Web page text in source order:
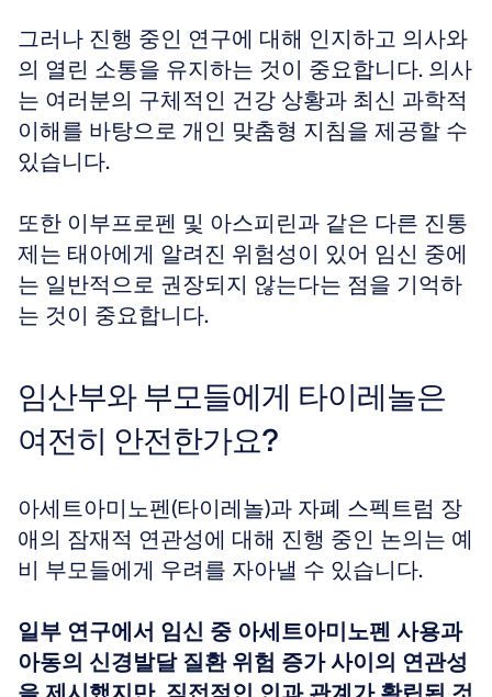
그러나 진행 중인 연구에 대해 인지하고 의사와
의 열린 소통을 유지하는 것이 중요합니다. 의사
는 여러분의 구체적인 건강 상황과 최신 과학적
이해를 바탕으로 개인 맞춤형 지침을 제공할 수
있습니다.
또한 이부프로펜 및 아스피린과 같은 다른 진통
제는 태아에게 알려진 위험성이 있어 임신 중에
는 일반적으로 권장되지 않는다는 점을 기억하
는 것이 중요합니다.
임산부와 부모들에게 타이레놀은
여전히 안전한가요?
아세트아미노펜(타이레놀)과 자폐 스펙트럼 장
애의 잠재적 연관성에 대해 진행 중인 논의는 예
비 부모들에게 우려를 자아낼 수 있습니다.
일부 연구에서 임신 중 아세트아미노펜 사용과
아동의 신경발달 질환 위험 증가 사이의 연관성